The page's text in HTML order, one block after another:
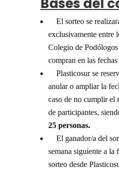
Bases del
El sorteo se
exclusivamente entre
Colegio de
compran en las
Plasticosur se
anular o ampliar la
caso de no cumplir el
de participantes,
25 personas.
El ganador/a del
semana siguiente a la
sorteo desde